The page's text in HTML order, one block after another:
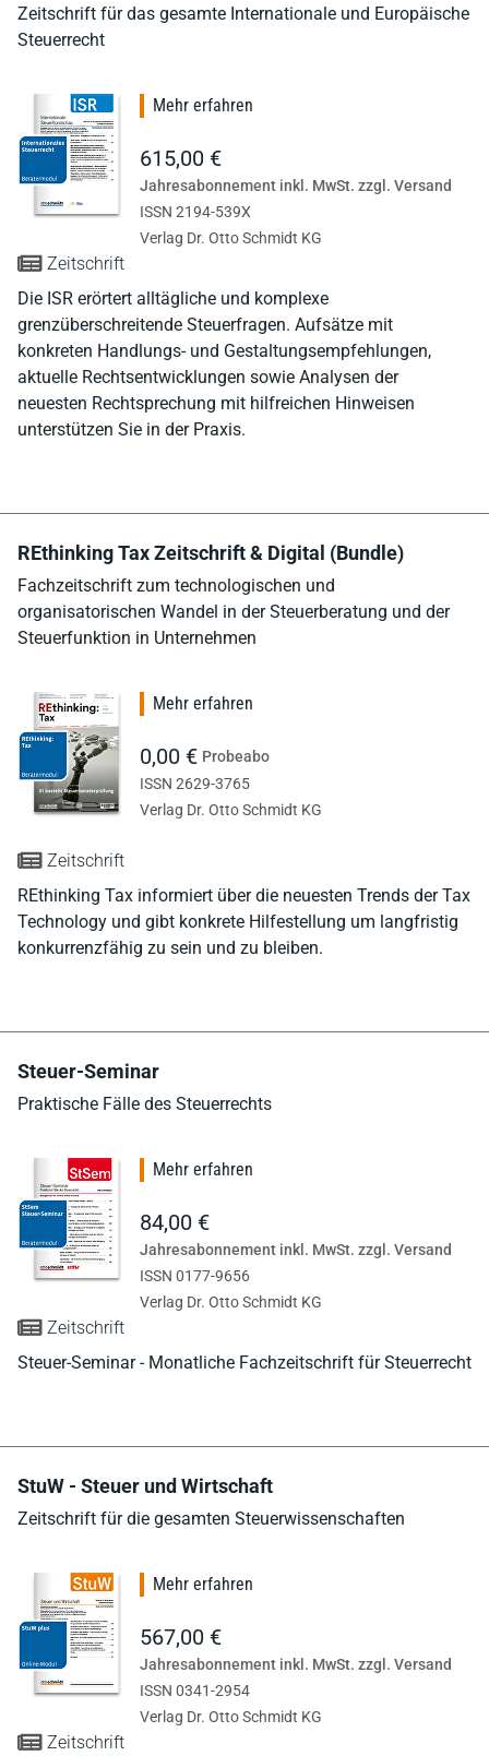
Zeitschrift für das gesamte Internationale und Europäische
Steuerrecht
Zeitschrift
Die ISR erörtert alltägliche und komplexe
grenzüberschreitende Steuerfragen. Aufsätze mit
konkreten Handlungs- und Gestaltungsempfehlungen,
aktuelle Rechtsentwicklungen sowie Analysen der
neuesten Rechtsprechung mit hilfreichen Hinweisen
unterstützen Sie in der Praxis.
Mehr erfahren
615,00 €
Jahresabonnement inkl. MwSt. zzgl. Versand
ISSN 2194-539X
Verlag Dr. Otto Schmidt KG
REthinking Tax Zeitschrift & Digital (Bundle)
Fachzeitschrift zum technologischen und
organisatorischen Wandel in der Steuerberatung und der
Steuerfunktion in Unternehmen
Zeitschrift
REthinking Tax informiert über die neuesten Trends der Tax
Technology und gibt konkrete Hilfestellung um langfristig
konkurrenzfähig zu sein und zu bleiben.
Mehr erfahren
0,00 € Probeabo
ISSN 2629-3765
Verlag Dr. Otto Schmidt KG
Steuer-Seminar
Praktische Fälle des Steuerrechts
Zeitschrift
Steuer-Seminar - Monatliche Fachzeitschrift für Steuerrecht
Mehr erfahren
84,00 €
Jahresabonnement inkl. MwSt. zzgl. Versand
ISSN 0177-9656
Verlag Dr. Otto Schmidt KG
StuW - Steuer und Wirtschaft
Zeitschrift für die gesamten Steuerwissenschaften
Zeitschrift
Mehr erfahren
567,00 €
Jahresabonnement inkl. MwSt. zzgl. Versand
ISSN 0341-2954
Verlag Dr. Otto Schmidt KG